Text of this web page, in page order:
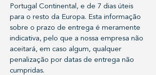
Portugal Continental, e de 7 dias úteis
para o resto da Europa. Esta informação
sobre o prazo de entrega é meramente
indicativa, pelo que a nossa empresa não
aceitará, em caso algum, qualquer
penalização por datas de entrega não
cumpridas.